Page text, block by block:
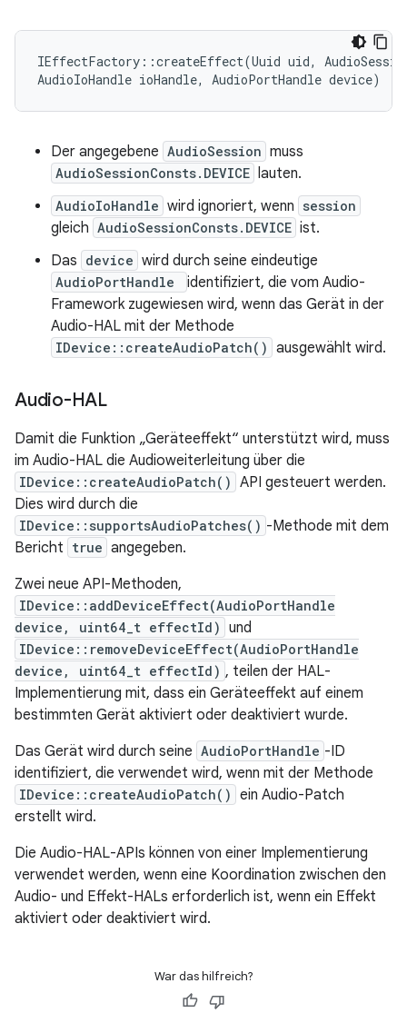
IEffectFactory::createEffect(Uuid uid,
AudioIoHandle ioHandle, AudioPortHandle device)
Der angegebene AudioSession muss
AudioSessionConsts.DEVICE lauten.
AudioIoHandle wird ignoriert, wenn session
gleich AudioSessionConsts.DEVICE ist.
Das device wird durch seine eindeutige
AudioPortHandle
identifiziert, die vom Audio-
Framework zugewiesen wird, wenn das Gerät in der
Audio-HAL mit der Methode
IDevice::createAudioPatch() ausgewählt wird.
Audio-HAL
Damit die Funktion „Geräteeffekt“ unterstützt wird, muss
im Audio-HAL die Audioweiterleitung über die
IDevice::createAudioPatch() API gesteuert werden.
Dies wird durch die
IDevice::supportsAudioPatches() -Methode mit dem
Bericht true angegeben.
Zwei neue API-Methoden,
IDevice::addDeviceEffect(AudioPortHandle
device, uint64_t effectId) und
IDevice::removeDeviceEffect(AudioPortHandle
device, uint64_t effectId) , teilen der HAL-
Implementierung mit, dass ein Geräteeffekt auf einem
bestimmten Gerät aktiviert oder deaktiviert wurde.
Das Gerät wird durch seine AudioPortHandle -ID
identifiziert, die verwendet wird, wenn mit der Methode
IDevice::createAudioPatch() ein Audio-Patch
erstellt wird.
Die Audio-HAL-APIs können von einer Implementierung
verwendet werden, wenn eine Koordination zwischen den
Audio- und Effekt-HALs erforderlich ist, wenn ein Effekt
aktiviert oder deaktiviert wird.
War das hilfreich?